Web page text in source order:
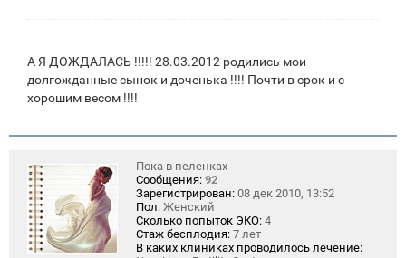
А Я ДОЖДАЛАСЬ !!!!! 28.03.2012 родились мои
долгожданные сынок и доченька !!!! Почти в срок и с
хорошим весом !!!!
Пока в пеленках
Сообщения: 92
Зарегистрирован: 08 дек 2010, 13:52
Пол: Женский
Сколько попыток ЭКО: 4
Стаж бесплодия: 7 лет
В каких клиниках проводилось лечение: